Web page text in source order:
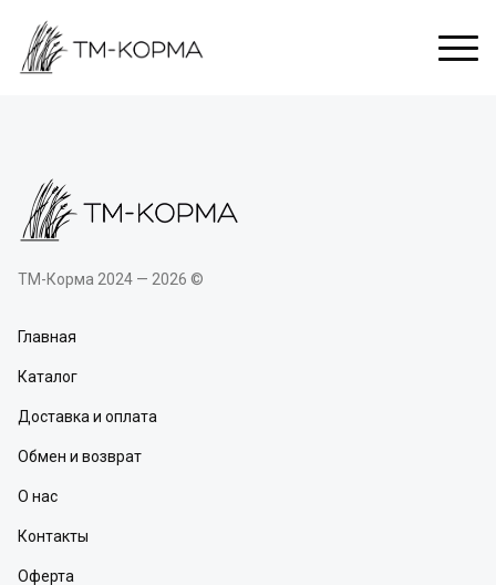
ТМ-Корма 2024 — 2026 ©
Главная
Каталог
Доставка и оплата
Обмен и возврат
О нас
Контакты
Оферта